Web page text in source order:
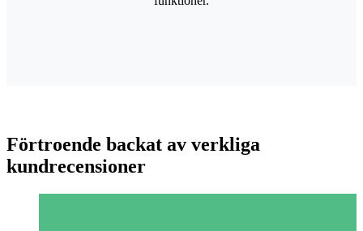
Förtroende backat av verkliga
kundrecensioner